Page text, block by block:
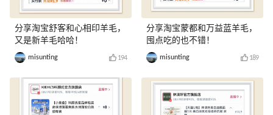
分享淘宝舒客和心相印羊毛，
又是新羊毛哈哈！
misunting 194
分享淘宝蒙都和万益蓝羊毛，
囤点吃的也不错！
misunting 189